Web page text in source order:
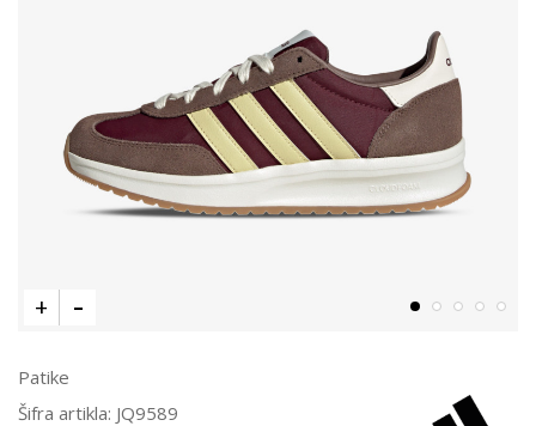
Patike
Šifra artikla: JQ9589